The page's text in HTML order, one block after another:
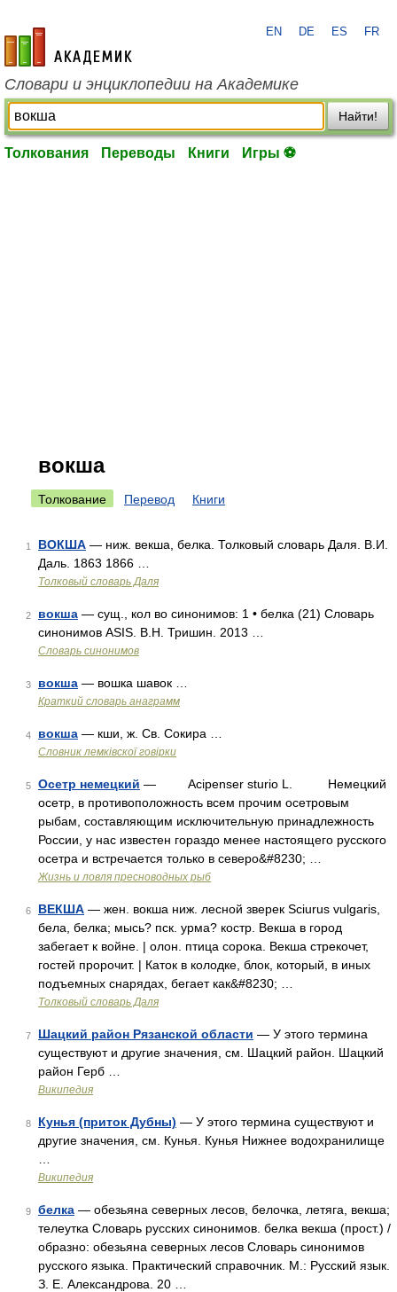
academic.ru
EN DE ES FR
Словари и энциклопедии на Академике
Найти!
Толкования Переводы Книги Игры ⚽
вокша
Толкование Перевод Книги
1 ВОКША — ниж. векша, белка. Толковый словарь Даля. В.И.
Даль. 1863 1866 …
Толковый словарь Даля
2 вокша — сущ., кол во синонимов: 1 • белка (21) Словарь
синонимов ASIS. В.Н. Тришин. 2013 …
Словарь синонимов
3 вокша — вошка шавок …
Краткий словарь анаграмм
4 вокша — кши, ж. Св. Сокира …
Словник лемківскої говірки
5 Осетр немецкий — Acipenser sturio L. Немецкий
осетр, в противоположность всем прочим осетровым
рыбам, составляющим исключительную принадлежность
России, у нас известен гораздо менее настоящего русского
осетра и встречается только в северо&#8230; …
Жизнь и ловля пресноводных рыб
6 ВЕКША — жен. вокша ниж. лесной зверек Sciurus vulgaris,
бела, белка; мысь? пск. урма? костр. Векша в город
забегает к войне. | олон. птица сорока. Векша стрекочет,
гостей пророчит. | Каток в колодке, блок, который, в иных
подъемных снарядах, бегает как&#8230; …
Толковый словарь Даля
7 Шацкий район Рязанской области — У этого термина
существуют и другие значения, см. Шацкий район. Шацкий
район Герб …
Википедия
8 Кунья (приток Дубны) — У этого термина существуют и
другие значения, см. Кунья. Кунья Нижнее водохранилище
Википедия
9 белка — обезьяна северных лесов, белочка, летяга, векша;
телеутка Словарь русских синонимов. белка векша (прост.) /
образно: обезьяна северных лесов Словарь синонимов
русского языка. Практический справочник. М.: Русский язык.
З. Е. Александрова. 20 …